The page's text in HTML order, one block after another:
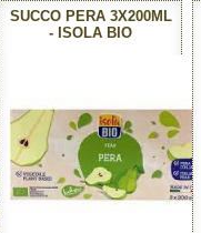
SUCCO PERA 3X200ML
- ISOLA BIO